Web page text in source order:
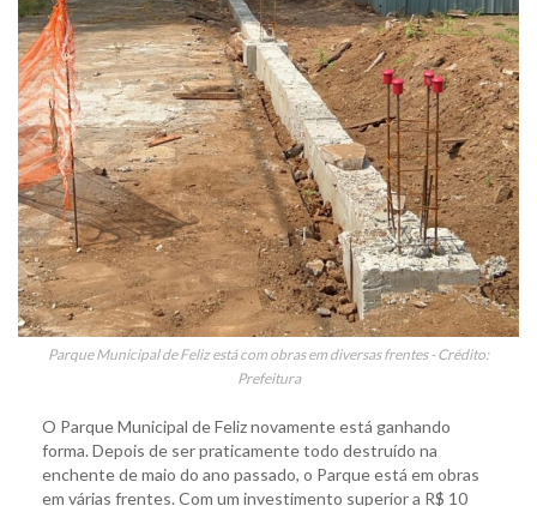
Parque Municipal de Feliz está com obras em diversas frentes - Crédito:
Prefeitura
O Parque Municipal de Feliz novamente está ganhando
forma. Depois de ser praticamente todo destruído na
enchente de maio do ano passado, o Parque está em obras
em várias frentes. Com um investimento superior a R$ 10